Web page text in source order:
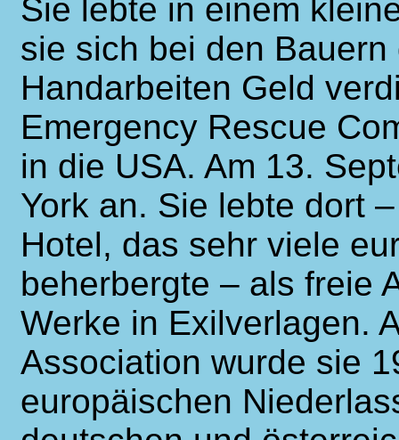
Sie lebte in einem
sie sich bei den
Handarbeiten Geld
Emergency Rescue
in die USA. Am 13.
York an. Sie lebte dort
Hotel, das sehr viele
beherbergte – als freie
Werke in Exilverlagen.
Association wurde sie
europäischen